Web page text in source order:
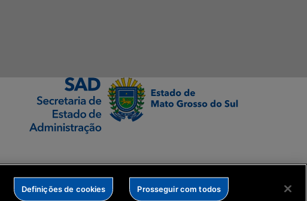
Definições de cookies Prosseguir com todos